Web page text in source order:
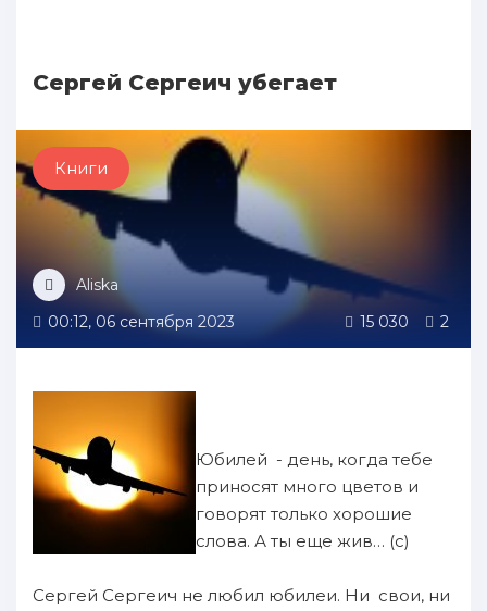
Сергей Сергеич убегает
Книги
Aliska
00:12, 06 сентября 2023
15 030 2
Юбилей - день, когда тебе
приносят много цветов и
говорят только хорошие
слова. А ты еще жив… (с)
Сергей Сергеич не любил юбилеи. Ни свои, ни